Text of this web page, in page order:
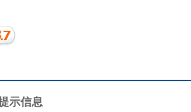
示信息